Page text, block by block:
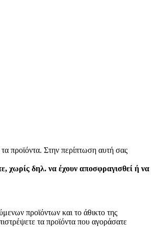
προϊόντα. Στην περίπτωση αυτή σας
χωρίς δηλ. να έχουν αποσφραγισθεί ή να
προϊόντων και το άθικτο της
τα προϊόντα που αγοράσατε